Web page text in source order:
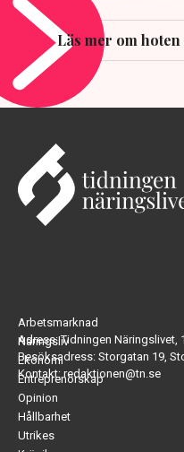
Läs mer om
Adress: Tidningen Näringslivet,
Besöksadress: Storgatan 19,
Kontakt: redaktionen@tn.se
Arbetsmarknad
Näringsliv
Ekonomi
Entreprenörskap
Opinion
Hållbarhet
Utrikes